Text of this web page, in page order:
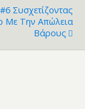
Συσχετίζοντας
Με Την Απώλεια
Βάρους